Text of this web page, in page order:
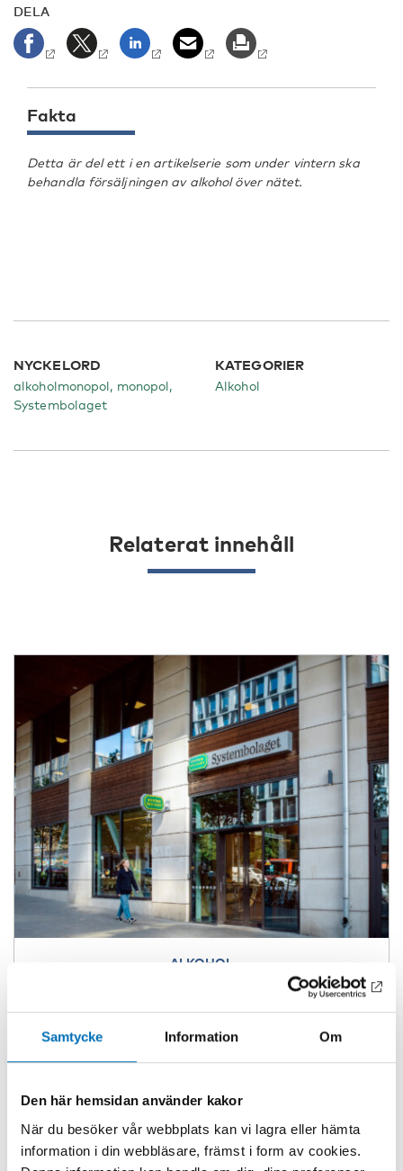
Samtycke Information Om
Den här hemsidan använder kakor
När du besöker vår webbplats kan vi lagra eller hämta
information i din webbläsare, främst i form av cookies.
DELA
Fakta
Detta är del ett i en artikelserie som under vintern ska
behandla försäljningen av alkohol över nätet.
NYCKELORD
alkoholmonopol, monopol,
Systembolaget
KATEGORIER
Alkohol
Relaterat innehåll
ALKOHOL
Alkoholforskningens finansiering och